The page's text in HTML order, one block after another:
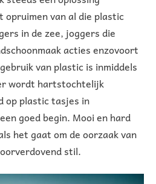
van al die plastic
in de zee, joggers die
acties enzovoort
van plastic is inmiddels
wordt hartstochtelijk
op plastic tasjes in
goed begin. Mooi en hard
het gaat om de oorzaak van
stil.